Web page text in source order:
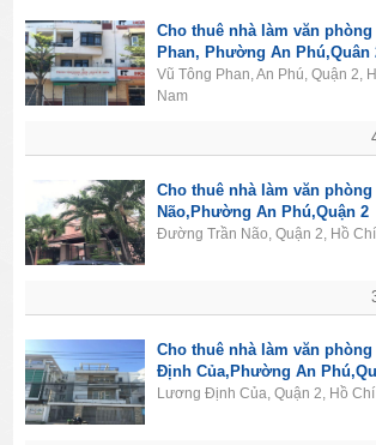
Cho thuê nhà làm văn
Phan, Phường An Phú,Quân
Vũ Tông Phan, An Phú, Quận 2,
Nam
Cho thuê nhà làm văn
Não,Phường An Phú,Quận 2
Đường Trần Não, Quận 2, Hồ
Cho thuê nhà làm văn
Định Của,Phường An
Lương Định Của, Quận 2, Hồ